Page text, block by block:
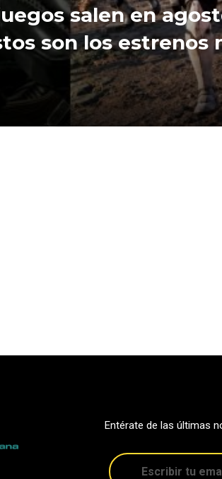
salen en
son los estrenos
Entérate de las últimas